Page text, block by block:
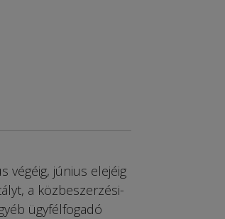
június elejéig
a közbeszerzési-
ügyfélfogadó